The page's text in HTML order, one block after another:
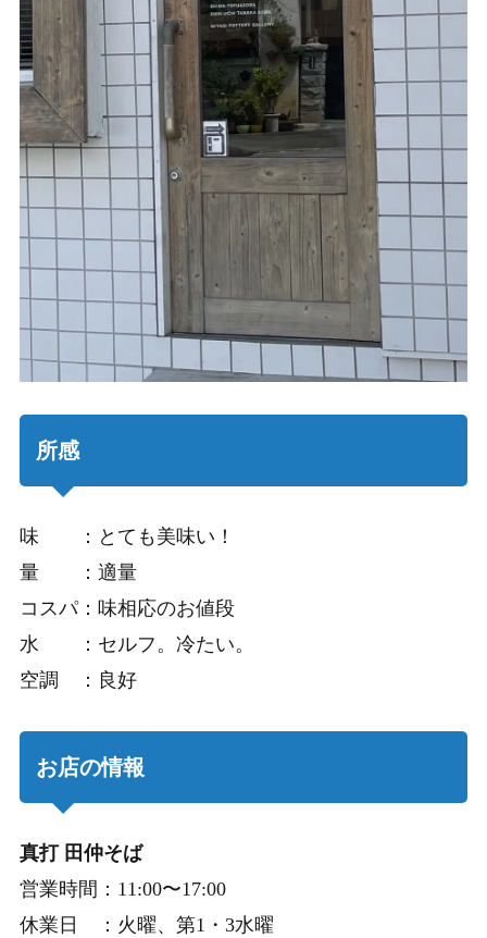
所感
味 ：とても美味い！
量 ：適量
コスパ：味相応のお値段
水 ：セルフ。冷たい。
空調 ：良好
お店の情報
真打 田仲そば
営業時間：11:00〜17:00
休業日 ：火曜、第1・3水曜